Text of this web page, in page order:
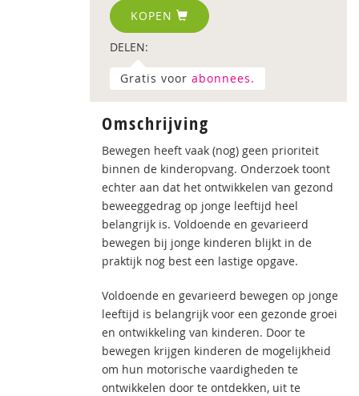
KOPEN
DELEN:
Gratis voor abonnees.
Omschrijving
Bewegen heeft vaak (nog) geen prioriteit
binnen de kinderopvang. Onderzoek toont
echter aan dat het ontwikkelen van gezond
beweeggedrag op jonge leeftijd heel
belangrijk is. Voldoende en gevarieerd
bewegen bij jonge kinderen blijkt in de
praktijk nog best een lastige opgave.
Voldoende en gevarieerd bewegen op jonge
leeftijd is belangrijk voor een gezonde groei
en ontwikkeling van kinderen. Door te
bewegen krijgen kinderen de mogelijkheid
om hun motorische vaardigheden te
ontwikkelen door te ontdekken, uit te